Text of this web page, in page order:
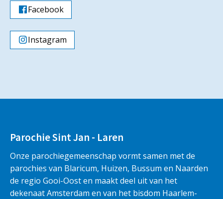
Facebook
Instagram
Parochie Sint Jan - Laren
Onze parochiegemeenschap vormt samen met de
parochies van Blaricum, Huizen, Bussum en Naarden
de regio Gooi-Oost en maakt deel uit van het
dekenaat Amsterdam en van het bisdom Haarlem-